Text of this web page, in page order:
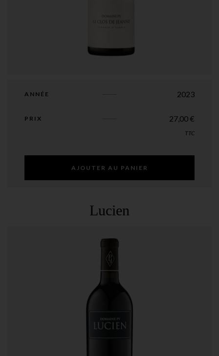
ANNÉE 2023
PRIX 27,00 €
TTC
AJOUTER AU PANIER
Lucien